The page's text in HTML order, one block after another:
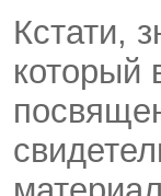
Кстати,
который